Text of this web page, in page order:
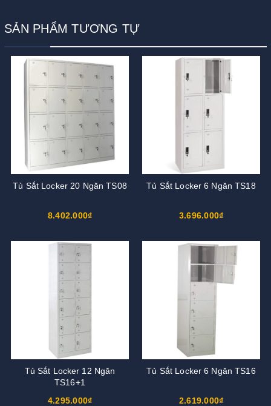
SẢN PHẨM TƯƠNG TỰ
Tủ Sắt Locker 20 Ngăn TS08
8.402.000₫
Tủ Sắt Locker 6 Ngăn TS18
3.696.000₫
Tủ Sắt Locker 12 Ngăn
TS16+1
4.295.000₫
Tủ Sắt Locker 6 Ngăn TS16
2.619.000₫